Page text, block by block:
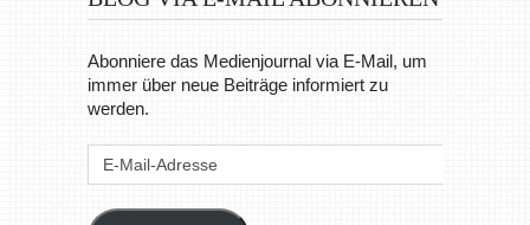
Abonniere das Medienjournal via E-Mail, um
immer über neue Beiträge informiert zu
werden.